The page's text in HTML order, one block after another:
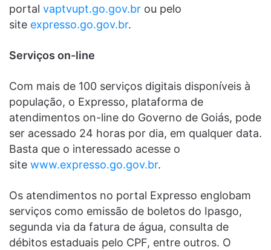
portal vaptvupt.go.gov.br ou pelo
site expresso.go.gov.br.
Serviços on-line
Com mais de 100 serviços digitais disponíveis à
população, o Expresso, plataforma de
atendimentos on-line do Governo de Goiás, pode
ser acessado 24 horas por dia, em qualquer data.
Basta que o interessado acesse o
site www.expresso.go.gov.br.
Os atendimentos no portal Expresso englobam
serviços como emissão de boletos do Ipasgo,
segunda via da fatura de água, consulta de
débitos estaduais pelo CPF, entre outros. O